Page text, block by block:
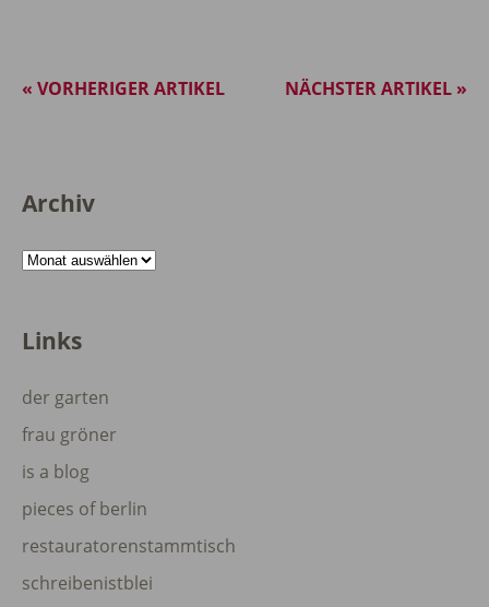
NÄCHSTER ARTIKEL »
« VORHERIGER ARTIKEL
Archiv
Archiv
Links
der garten
frau gröner
is a blog
pieces of berlin
restauratorenstammtisch
schreibenistblei